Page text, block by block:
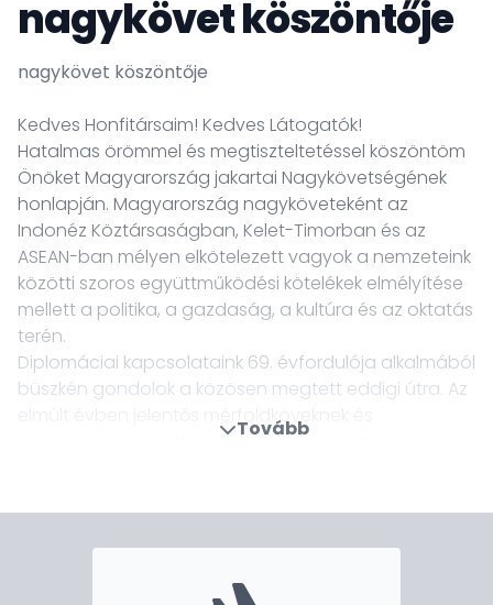
nagykövet köszöntője
nagykövet köszöntője
Kedves Honfitársaim! Kedves Látogatók!
Hatalmas örömmel és megtiszteltetéssel köszöntöm
Önöket Magyarország jakartai Nagykövetségének
honlapján. Magyarország nagyköveteként az
Indonéz Köztársaságban, Kelet-Timorban és az
ASEAN-ban mélyen elkötelezett vagyok a nemzeteink
közötti szoros együttműködési kötelékek elmélyítése
mellett a politika, a gazdaság, a kultúra és az oktatás
terén.
Diplomáciai kapcsolataink 69. évfordulója alkalmából
büszkén gondolok a közösen megtett eddigi útra. Az
elmúlt évben jelentős mérföldköveknek és
eredményes együttműködéseknek lehettünk tanúi,
elektronikus útdíjfizetési projekt, amely sikeresen
átlépett Balin a tesztpróba fázisába, döntő lépést
Tovább